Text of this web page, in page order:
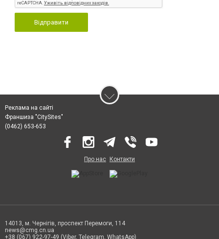
Відправити
Реклама на сайті
Франшиза "CitySites"
(0462) 653-653
Про нас Контакти
14013, м. Чернігів, проспект Перемоги, 114
news@cmg.cn.ua
+38 (067) 922-97-49 (Viber, Telegram, WhatsApp)